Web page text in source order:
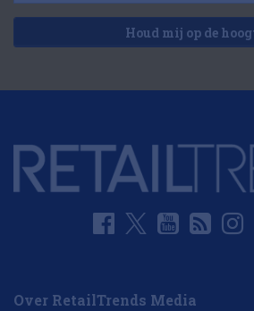
Houd mij op de
Over RetailTrends Media